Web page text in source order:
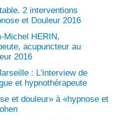
2 interventions
et Douleur 2016
Michel HERIN,
acupuncteur au
2016
: L'interview de
et hypnothérapeute
et douleur» à «hypnose et